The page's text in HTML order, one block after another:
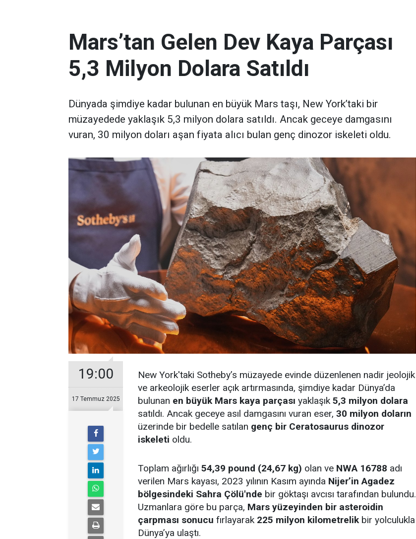
Mars’tan Gelen Dev Kaya Parçası
5,3 Milyon Dolara Satıldı
Dünyada şimdiye kadar bulunan en büyük Mars taşı, New York’taki bir
müzayedede yaklaşık 5,3 milyon dolara satıldı. Ancak geceye damgasını
vuran, 30 milyon doları aşan fiyata alıcı bulan genç dinozor iskeleti oldu.
19:00
17 Temmuz 2025
New York'taki Sotheby’s müzayede evinde düzenlenen nadir jeolojik
ve arkeolojik eserler açık artırmasında, şimdiye kadar Dünya’da
bulunan en büyük Mars kaya parçası yaklaşık 5,3 milyon dolara
satıldı. Ancak geceye asıl damgasını vuran eser, 30 milyon doların
üzerinde bir bedelle satılan genç bir Ceratosaurus dinozor
iskeleti oldu.
Toplam ağırlığı 54,39 pound (24,67 kg) olan ve NWA 16788 adı
verilen Mars kayası, 2023 yılının Kasım ayında Nijer’in Agadez
bölgesindeki Sahra Çölü'nde bir göktaşı avcısı tarafından bulundu.
Uzmanlara göre bu parça, Mars yüzeyinden bir asteroidin
çarpması sonucu fırlayarak 225 milyon kilometrelikbir yolculukla
Dünya’ya ulaştı.